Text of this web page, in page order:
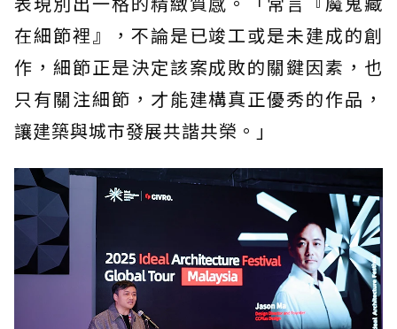
在細節裡』，不論是已竣工或是未建成的創
作，細節正是決定該案成敗的關鍵因素，也
只有關注細節，才能建構真正優秀的作品，
讓建築與城市發展共諧共榮。」